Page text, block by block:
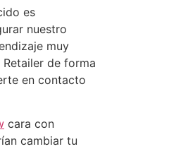
es
nuestro
muy
de forma
en contacto
cara con
cambiar tu